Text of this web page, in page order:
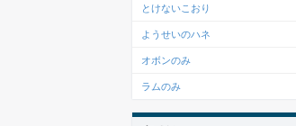
とけないこおり
ようせいのハネ
オボンのみ
ラムのみ